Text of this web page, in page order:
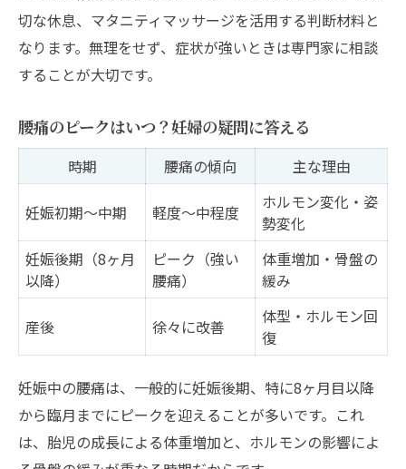
切な休息、マタニティマッサージを活用する判断材料と
なります。無理をせず、症状が強いときは専門家に相談
することが大切です。
腰痛のピークはいつ？妊婦の疑問に答える
時期 腰痛の傾向 主な理由
妊娠初期～中期 軽度～中程度
ホルモン変化・姿
勢変化
妊娠後期（8ヶ月
以降）
ピーク（強い
腰痛）
体重増加・骨盤の
緩み
産後 徐々に改善
体型・ホルモン回
復
妊娠中の腰痛は、一般的に妊娠後期、特に8ヶ月目以降
から臨月までにピークを迎えることが多いです。これ
は、胎児の成長による体重増加と、ホルモンの影響によ